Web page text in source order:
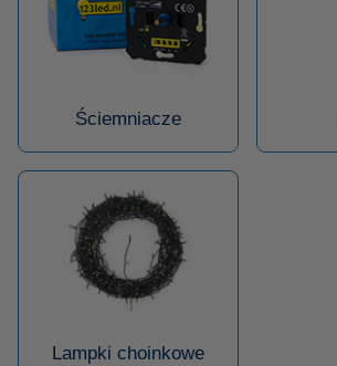
Ściemniacze
Lampki choinkowe